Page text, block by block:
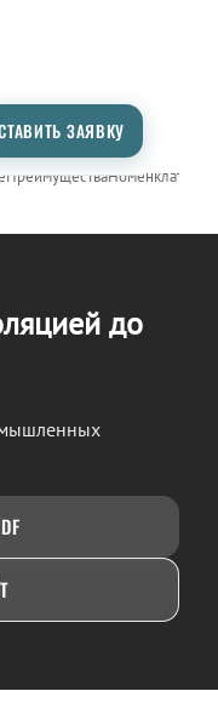
ЗАЯВКУ
ПреимуществаНоменклатура
до